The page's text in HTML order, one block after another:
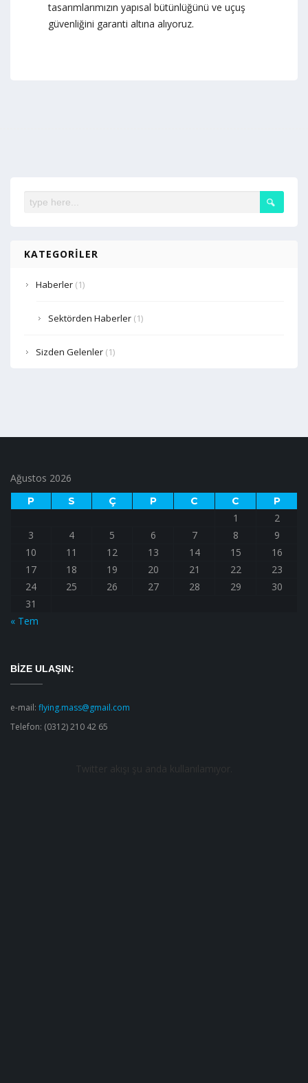
tasarımlarımızın yapısal bütünlüğünü ve uçuş
güvenliğini garanti altına alıyoruz.
KATEGORILER
Haberler (1)
Sektörden Haberler (1)
Sizden Gelenler (1)
Ağustos 2026
P S Ç P C C P
1
2
3
4 5 6 7 8
9
10
11 12 13 14 15
16
17
18 19 20 21 22
23
24
25 26 27 28 29
30
31
« Tem
BIZE ULAŞIN:
e-mail: flying.mass@gmail.com
Telefon: (0312) 210 42 65
Twitter akışı şu anda kullanılamıyor.